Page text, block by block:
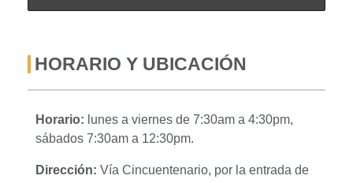
HORARIO Y UBICACIÓN
Horario: lunes a viernes de 7:30am a 4:30pm,
sábados 7:30am a 12:30pm.
Dirección: Vía Cincuentenario, por la entrada de